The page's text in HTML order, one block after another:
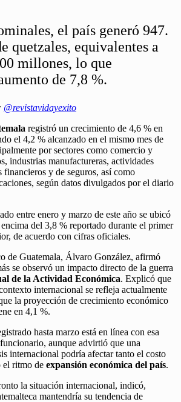
el país generó 947.
quetzales, equivalentes a
millones, lo que
de 7,8 %.
@revistavidayexito
registró un crecimiento de 4,6 % en
el 4,2 % alcanzado en el mismo mes de
por sectores como comercio y
industrias manufactureras, actividades
y de seguros, así como
según datos divulgados por el diario
entre enero y marzo de este año se ubicó
del 3,8 % reportado durante el primer
de acuerdo con cifras oficiales.
de Guatemala, Álvaro González, afirmó
se observó un impacto directo de la guerra
de la Actividad Económica. Explicó que
internacional se refleja actualmente
la proyección de crecimiento económico
en 4,1 %.
hasta marzo está en línea con esa
aunque advirtió que una
internacional podría afectar tanto el costo
el ritmo de expansión económica del país.
la situación internacional, indicó,
mantendría su tendencia de